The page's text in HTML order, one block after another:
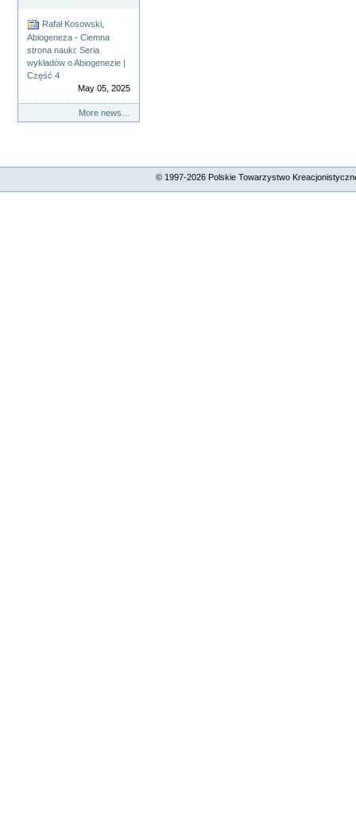
Rafał Kosowski,
Abiogeneza - Ciemna
strona nauki: Seria
wykładów o Abiogenezie |
Część 4
May 05, 2025
More news…
© 1997-2026Polskie Towarzystwo